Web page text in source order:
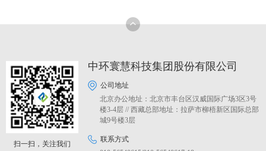
扫一扫，关注我们
中环寰慧科技集团股份有限公司
公司地址
北京办公地址：北京市丰台区汉威国际广场3区3号
楼3-4层 // 西藏总部地址：拉萨市柳梧新区国际总部
城9号楼3层
联系方式